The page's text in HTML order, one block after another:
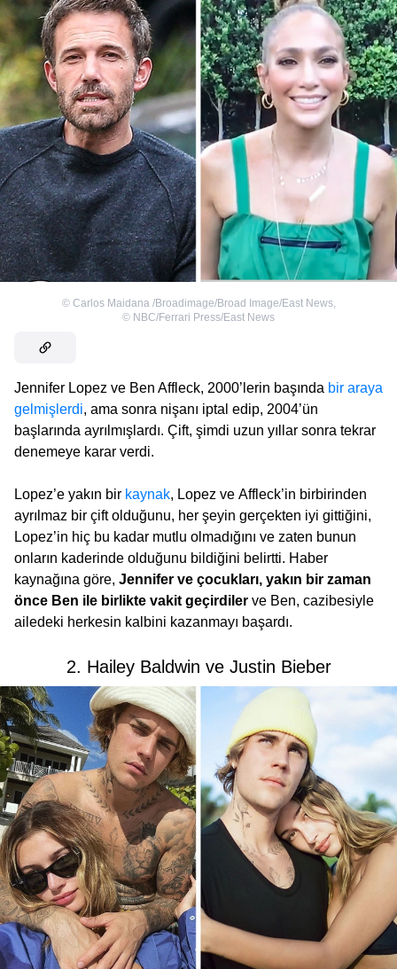
© Carlos Maidana /Broadimage/Broad Image/East News,
© NBC/Ferrari Press/East News
Jennifer Lopez ve Ben Affleck, 2000’lerin başında bir araya
gelmişlerdi, ama sonra nişanı iptal edip, 2004’ün
başlarında ayrılmışlardı. Çift, şimdi uzun yıllar sonra tekrar
denemeye karar verdi.
Lopez’e yakın bir kaynak, Lopez ve Affleck’in birbirinden
ayrılmaz bir çift olduğunu, her şeyin gerçekten iyi gittiğini,
Lopez’in hiç bu kadar mutlu olmadığını ve zaten bunun
onların kaderinde olduğunu bildiğini belirtti. Haber
kaynağına göre, Jennifer ve çocukları, yakın bir zaman
önce Ben ile birlikte vakit geçirdiler ve Ben, cazibesiyle
ailedeki herkesin kalbini kazanmayı başardı.
2. Hailey Baldwin ve Justin Bieber